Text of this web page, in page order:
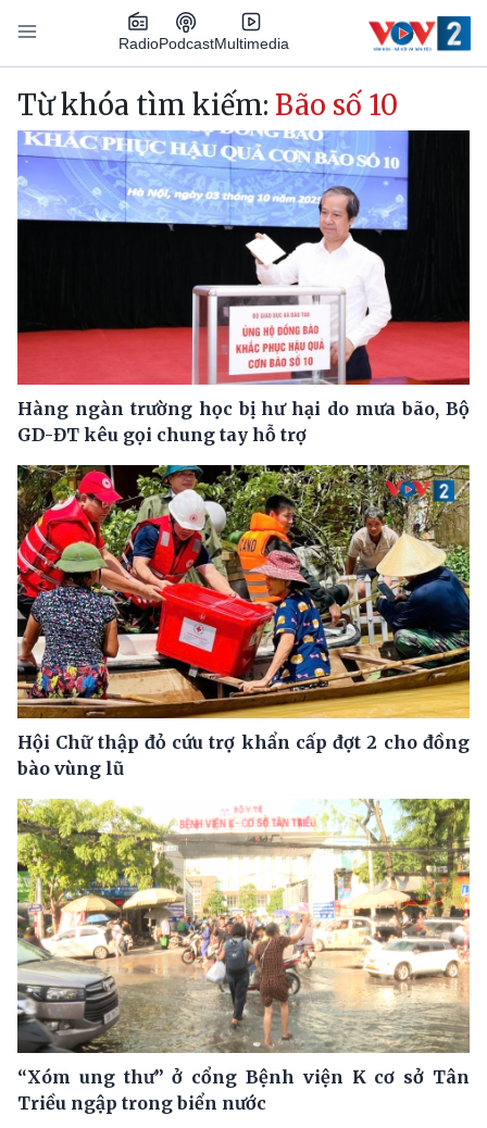
Nhảy đến nội dung
RadioPodcastMultimedia
Main navigation
Từ khóa tìm kiếm: Bão số 10
Hàng ngàn trường học bị hư hại do mưa bão, Bộ
GD-ĐT kêu gọi chung tay hỗ trợ
Hội Chữ thập đỏ cứu trợ khẩn cấp đợt 2 cho đồng
bào vùng lũ
“Xóm ung thư” ở cổng Bệnh viện K cơ sở Tân
Triều ngập trong biển nước